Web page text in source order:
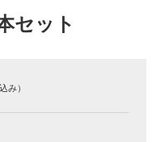
セット
み）